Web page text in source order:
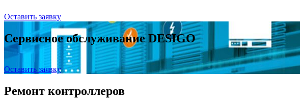
Оставить заявку
Сервисное обслуживание DESIGO
Оставить заявку
Ремонт контроллеров